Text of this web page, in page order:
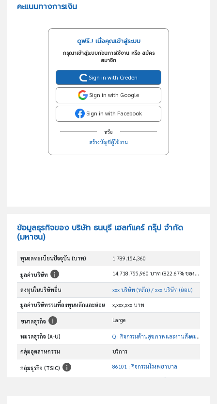
คะแนนทางการเงิน
ดูฟรี..! เมื่อคุณเข้าสู่ระบบ
กรุณาเข้าสู่ระบบก่อนการใช้งาน หรือ สมัคร
สมาชิก
Sign in with Creden
Sign in with Google
Sign in with Facebook
หรือ
สร้างบัญชีผู้ใช้งาน
ข้อมูลธุรกิจของ บริษัท ธนบุรี เฮลท์แคร์ กรุ๊ป จำกัด
(มหาชน)
ทุนจดทะเบียนปัจจุบัน (บาท) 1,789,154,360
มูลค่าบริษัท 14,718,755,960 บาท (822.67% ของทุน)
ลงทุนในบริษัทอื่น xxx บริษัท (หลัก)/ xxx บริษัท (ย่อย)
มูลค่าบริษัทรวมที่ลงทุนหลักและย่อย x,xxx,xxx บาท
ขนาดธุรกิจ Large
หมวดธุรกิจ (A-U) Q : กิจกรรมด้านสุขภาพและงานสังคมสงเคราะห์
กลุ่มอุตสาหกรรม บริการ
กลุ่มธุรกิจ (TSIC) 86101 : กิจกรรมโรงพยาบาล